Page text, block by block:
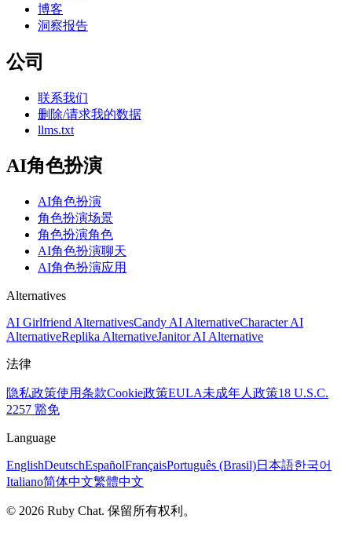
博客
洞察报告
公司
联系我们
删除/请求我的数据
llms.txt
AI角色扮演
AI角色扮演
角色扮演场景
角色扮演角色
AI角色扮演聊天
AI角色扮演应用
Alternatives
AI Girlfriend AlternativesCandy AI AlternativeCharacter AI
AlternativeReplika AlternativeJanitor AI Alternative
法律
隐私政策使用条款Cookie政策EULA未成年人政策18 U.S.C.
2257 豁免
Language
EnglishDeutschEspañolFrançaisPortuguês (Brasil)日本語한국어
Italiano简体中文繁體中文
© 2026 Ruby Chat. 保留所有权利。